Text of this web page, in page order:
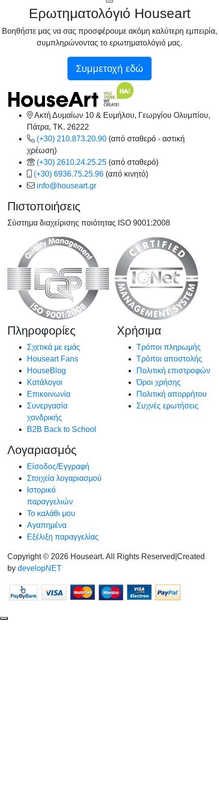
Ερωτηματολόγιό Houseart
Βοηθήστε μας να σας προσφέρουμε ακόμη καλύτερη εμπειρία,
συμπληρώνοντας το ερωτηματολόγιό μας.
Συμμετοχή εδώ
Ακτή Δυμαίων 10 & Ευμήλου, Γεωργίου Ολυμπίου,
Πάτρα, TK. 26222
(+30) 210.873.20.90 (από σταθερό - αστική
χρέωση)
(+30) 2610.24.25.25 (από σταθερό)
(+30) 6936.75.25.96 (από κινητό)
info@houseart.gr
Πιστοποιήσεις
Σύστημα διαχείρισης ποιότητας ISO 9001:2008
Πληροφορίες
Σχετικά με εμάς
Houseart Fans
HouseBlog
Κατάλογοι
Επικοινωνία
Συνεργασία
χονδρικής
B2B Back to School
Χρήσιμα
Τρόποι πληρωμής
Τρόποι αποστολής
Πολιτική επιστροφών
Όροι χρήσης
Πολιτική απορρήτου
Συχνές ερωτήσεις
Λογαριασμός
Είσοδος/Εγγραφή
Στοιχεία λογαριασμού
Ιστορικό
παραγγελιών
Το καλάθι μου
Αγαπημένα
Εξέλιξη παραγγελίας
Copyright © 2026 Houseart. All Rights Reserved Created
by developNET